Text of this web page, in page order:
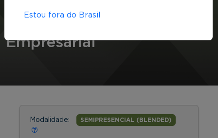
Empresarial
Modalidade: SEMIPRESENCIAL (BLENDED)
Estou fora do Brasil